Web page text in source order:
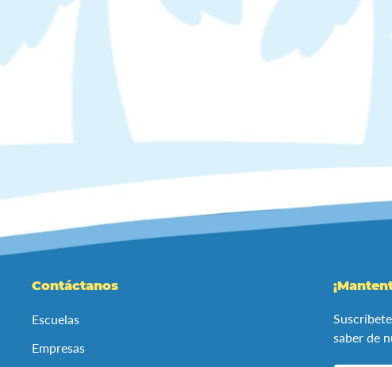
Contáctanos
Escuelas
Empresas
saber de